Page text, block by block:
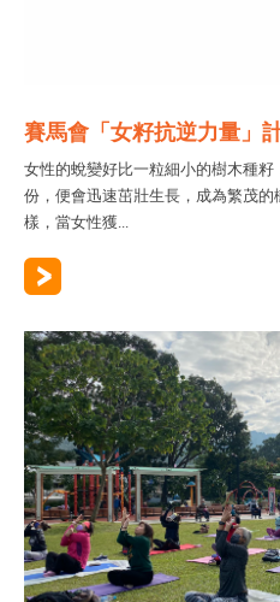
賽馬會「女籽抗逆力量」
女性的蛻變好比一粒細小的樹木種
份，便會迅速茁壯生長，成為繁茂
樣，當女性獲...